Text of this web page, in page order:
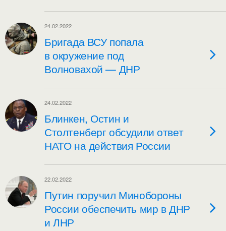
24.02.2022
Бригада ВСУ попала
в окружение под
Волновахой — ДНР
24.02.2022
Блинкен, Остин и
Столтенберг обсудили ответ
НАТО на действия России
22.02.2022
Путин поручил Минобороны
России обеспечить мир в ДНР
и ЛНР